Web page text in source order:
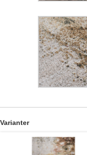
Varianter